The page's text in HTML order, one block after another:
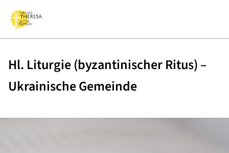
Hl. Liturgie (byzantinischer Ritus) –
Ukrainische Gemeinde